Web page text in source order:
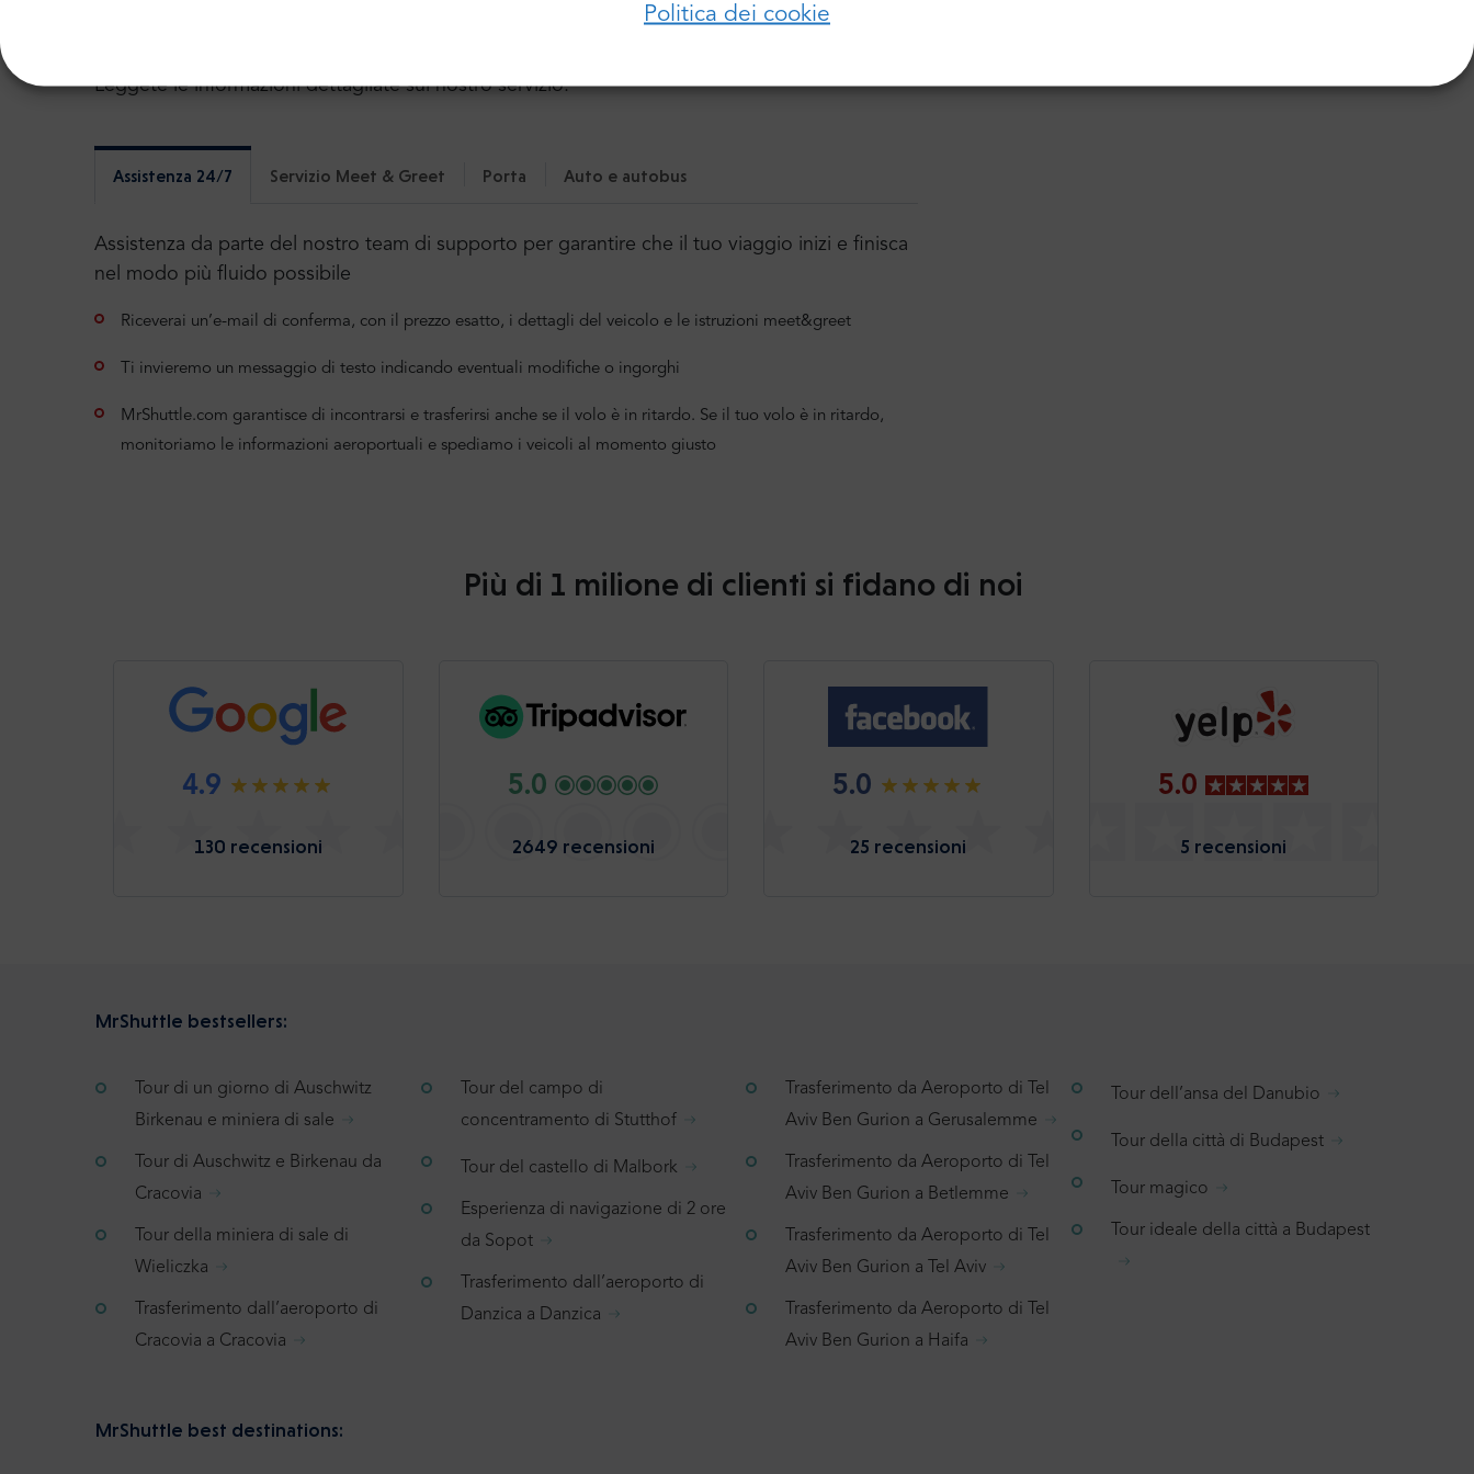
Politica dei cookie
Altre informazioni utili sul nostro servizio:
Leggete le informazioni dettagliate sul nostro servizio:
Assistenza 24/7 Servizio Meet & Greet Porta Auto e autobus
Assistenza da parte del nostro team di supporto per garantire che il tuo viaggio inizi e finisca
nel modo più fluido possibile
Riceverai un’e-mail di conferma, con il prezzo esatto, i dettagli del veicolo e le istruzioni meet&greet
Ti invieremo un messaggio di testo indicando eventuali modifiche o ingorghi
MrShuttle.com garantisce di incontrarsi e trasferirsi anche se il volo è in ritardo. Se il tuo volo è in ritardo,
monitoriamo le informazioni aeroportuali e spediamo i veicoli al momento giusto
Più di 1 milione di clienti si fidano di noi
4.9
130 recensioni
5.0
2649 recensioni
5.0
25 recensioni
5.0
5 recensioni
MrShuttle bestsellers:
Tour di un giorno di Auschwitz
Birkenau e miniera di sale
Tour di Auschwitz e Birkenau da
Cracovia
Tour della miniera di sale di
Wieliczka
Trasferimento dall’aeroporto di
Cracovia a Cracovia
Tour del campo di
concentramento di Stutthof
Tour del castello di Malbork
Esperienza di navigazione di 2 ore
da Sopot
Trasferimento dall’aeroporto di
Danzica a Danzica
Trasferimento da Aeroporto di Tel
Aviv Ben Gurion a Gerusalemme
Trasferimento da Aeroporto di Tel
Aviv Ben Gurion a Betlemme
Trasferimento da Aeroporto di Tel
Aviv Ben Gurion a Tel Aviv
Trasferimento da Aeroporto di Tel
Aviv Ben Gurion a Haifa
Tour dell’ansa del Danubio
Tour della città di Budapest
Tour magico
Tour ideale della città a Budapest
MrShuttle best destinations: